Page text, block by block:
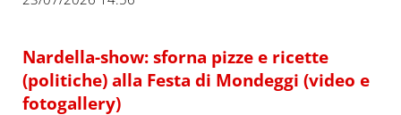
Nardella-show: sforna pizze e ricette
(politiche) alla Festa di Mondeggi (video e
fotogallery)